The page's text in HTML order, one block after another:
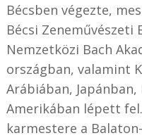
Bécsben végezte,
Bécsi
Nemzetközi Bach
országban, valamint
Arábiában,
Amerikában lépett
karmestere a